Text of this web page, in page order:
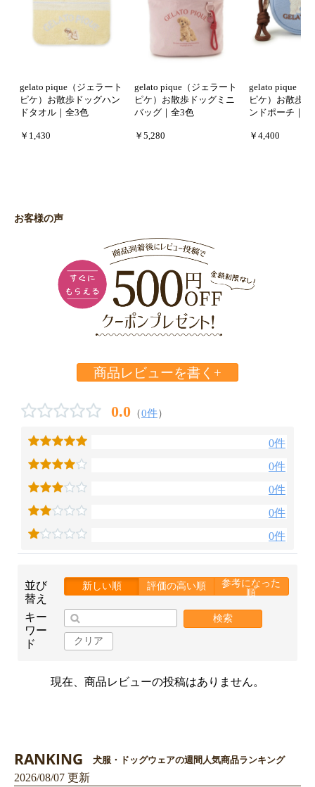
お買い物を続ける
gelato pique（ジェラート
ピケ）お散歩ドッグハン
ドタオル｜全3色
￥1,430
gelato pique（ジェラート
ピケ）お散歩ドッグミニ
バッグ｜全3色
￥5,280
gelato pique（
ピケ）お散歩
ンドポーチ｜全
￥4,400
お客様の声
商品レビューを書く+
0.0 （0件）
0件
0件
0件
0件
0件
並び
替え
新しい順 評価の高い順
参考になった
順
キー
ワー
ド
検索
クリア
現在、商品レビューの投稿はありません。
RANKING 犬服・ドッグウェアの週間人気商品ランキング
2026/08/07 更新